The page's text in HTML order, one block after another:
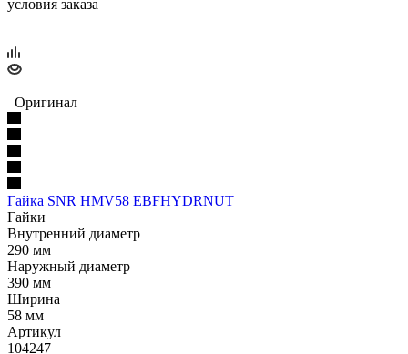
условия заказа
Оригинал
Гайка SNR HMV58 EBFHYDRNUT
Гайки
Внутренний диаметр
290 мм
Наружный диаметр
390 мм
Ширина
58 мм
Артикул
104247